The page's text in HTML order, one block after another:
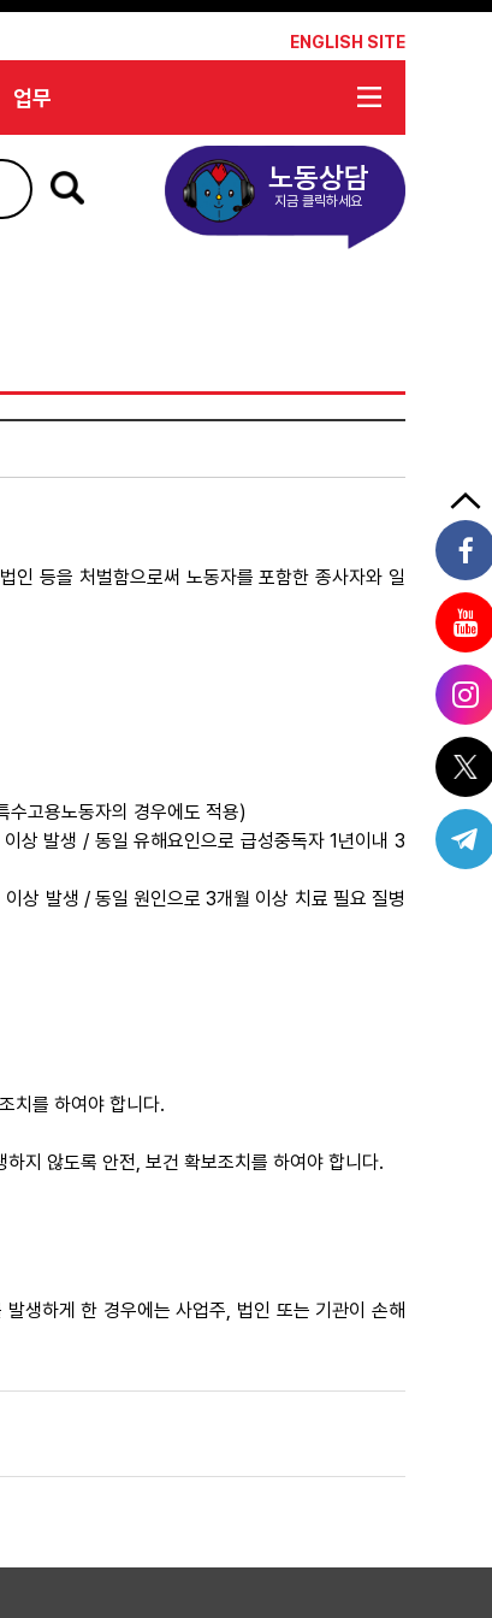
ENGLISH SITE
업무
노동상담
지금 클릭하세요
인 등을 처벌함으로써 노동자를 포함한 종사자와 일
수고용노동자의 경우에도 적용)
상 발생 / 동일 유해요인으로 급성중독자 1년이내 3
상 발생 / 동일 원인으로 3개월 이상 치료 필요 질병
치를 하여야 합니다.
지 않도록 안전, 보건 확보조치를 하여야 합니다.
생하게 한 경우에는 사업주, 법인 또는 기관이 손해